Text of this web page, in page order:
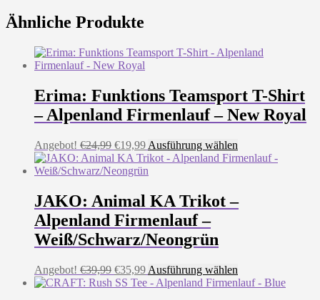
Ähnliche Produkte
Erima: Funktions Teamsport T-Shirt
– Alpenland Firmenlauf – New Royal
Angebot! €24,99 Ursprünglicher
Preis
war:
€19,99Aktueller
Preis
ist:
Ausführung wählen
Produkt
auf.
der
Produktseite
JAKO: Animal KA Trikot –
Alpenland Firmenlauf –
Weiß/Schwarz/Neongrün
Angebot! €39,99 Ursprünglicher
Preis
€35,99Aktueller
Preis
Ausführung wählen
Produkt